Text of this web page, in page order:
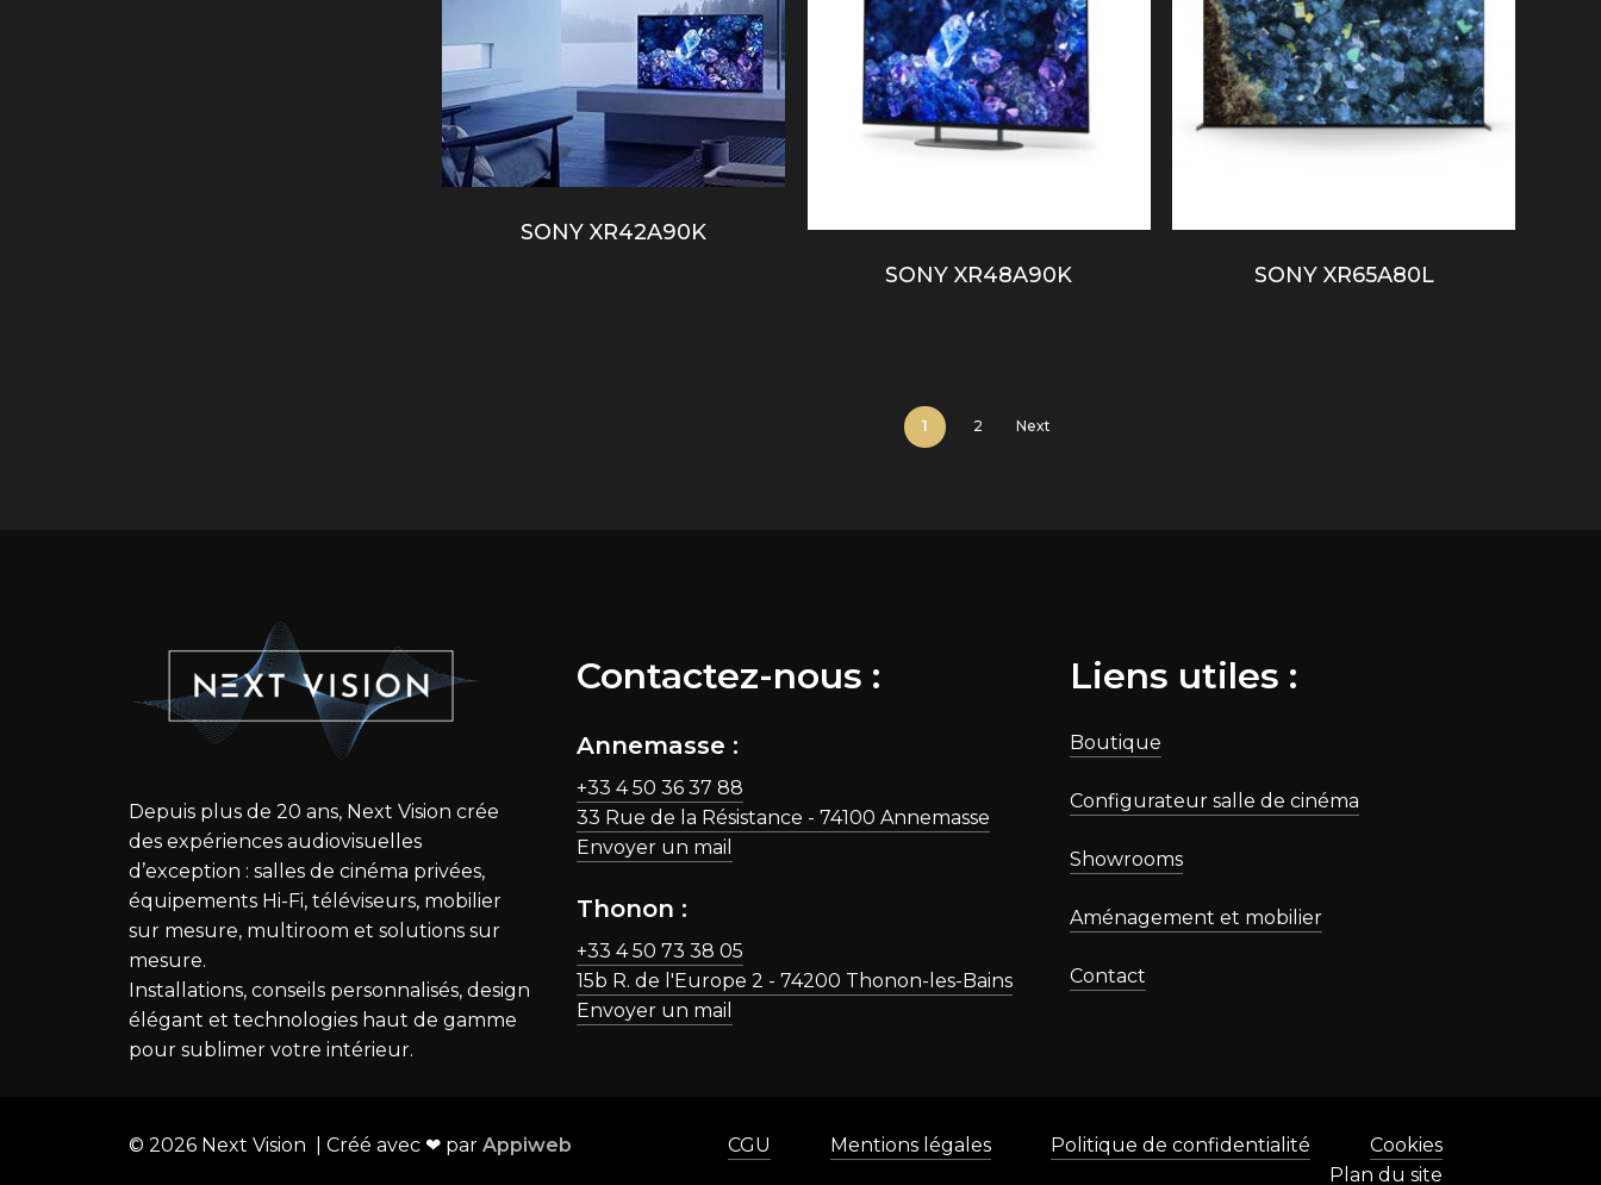
SONY XR42A90K
SONY XR48A90K
SONY XR65A80L
1 2 Next
Depuis plus de 20 ans, Next Vision crée
des expériences audiovisuelles
d’exception : salles de cinéma privées,
équipements Hi-Fi, téléviseurs, mobilier
sur mesure, multiroom et solutions sur
mesure.
Installations, conseils personnalisés, design
élégant et technologies haut de gamme
pour sublimer votre intérieur.
Contactez-nous :
Annemasse :
+33 4 50 36 37 88
33 Rue de la Résistance - 74100 Annemasse
Envoyer un mail
Thonon :
+33 4 50 73 38 05
15b R. de l'Europe 2 - 74200 Thonon-les-Bains
Envoyer un mail
Liens utiles :
Boutique
Configurateur salle de cinéma
Showrooms
Aménagement et mobilier
Contact
© 2026Next Vision | Créé avec ❤ par Appiweb CGU Mentions légales Politique de confidentialité
Cookies
Plan du site